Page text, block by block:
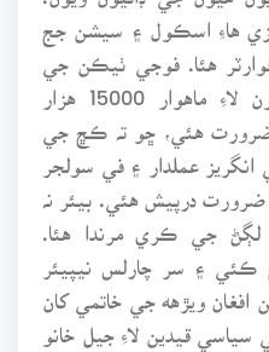
هاءِ اسڪول ۽ سيشن جج
هئا. فوجي ٺيڪن جي
هيءَ حالت هئي، جو سولجرن لاءِ ماهوار 15000 هزار
ضرورت هئي، ڇو تہ ڪڇ جي
عملدار ۽ في سولجر
ضرورت درپيش هئي. بيئر نہ
جي ڪري مرندا هئا.
ڪئي ۽ سر چارلس نيپيئر
افغان ويڙهه جي خاتمي کان
سياسي قيدين لاءِ جيل خانو